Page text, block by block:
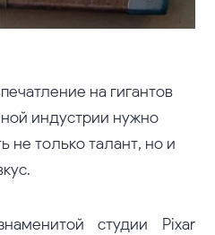
на гигантов
индустрии нужно
не только талант, но и
студии Pixar